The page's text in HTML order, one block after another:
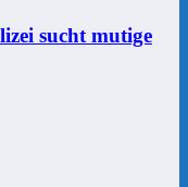
sucht mutige